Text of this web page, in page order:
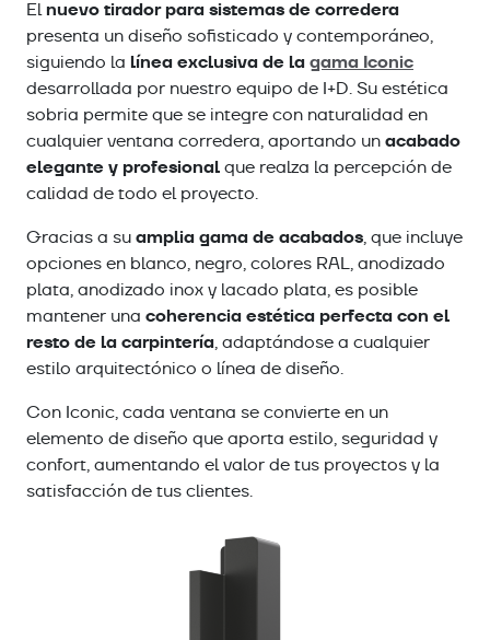
Elnuevo tirador para sistemas de corredera
presenta un diseño sofisticado y contemporáneo,
siguiendo la línea exclusiva de lagama Iconic
desarrollada por nuestro equipo de I+D. Su estética
sobria permite que se integre con naturalidad en
cualquier ventana corredera, aportando unacabado
elegante y profesionalque realza la percepción de
calidad de todo el proyecto.
Gracias a suamplia gama de acabados, que incluye
opciones en blanco, negro, colores RAL, anodizado
plata, anodizado inox y lacado plata, es posible
mantener una coherencia estética perfecta con el
resto de la carpintería, adaptándose a cualquier
estilo arquitectónico o línea de diseño.
Con Iconic, cada ventana se convierte en un
elemento de diseño que aporta estilo, seguridad y
confort, aumentando el valor de tus proyectos y la
satisfacción de tus clientes.